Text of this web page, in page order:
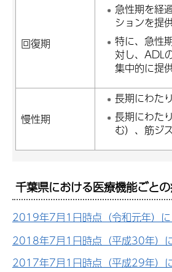
回復期
急性期を経
ションを提
特に、急性
対し、ADL
集中的に提
慢性期
長期にわた
長期にわた
む）、筋ジ
千葉県における医療機能ごと
2019年7月1日時点（令和元年）に
2018年7月1日時点（平成30年）に
2017年7月1日時点（平成29年）に